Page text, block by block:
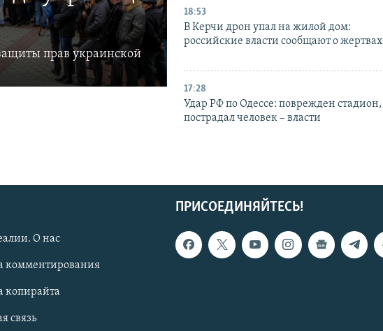
прав украинской
18:53
В Керчи дрон упал на жилой дом:
российские власти сообщают о жертвах
17:28
Удар РФ по Одессе: поврежден стадион,
пострадал человек – власти
ПРИСОЕДИНЯЙТЕСЬ!
О нас
комментирования
копирайта
связь